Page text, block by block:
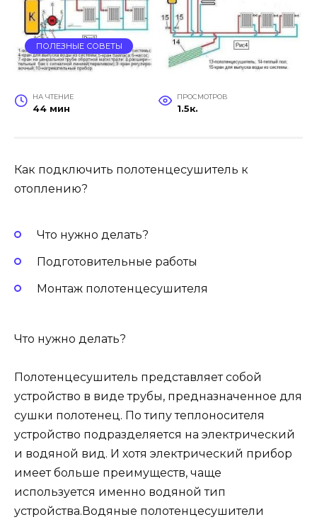
ПОЛЕЗНЫЕ СОВЕТЫ
НА ЧТЕНИЕ
44 мин
ПРОСМОТРОВ
1.5к.
Как подключить полотенцесушитель к
отоплению?
Что нужно делать?
Подготовительные работы
Монтаж полотенцесушителя
Что нужно делать?
Полотенцесушитель представляет собой
устройство в виде трубы, предназначенное для
сушки полотенец. По типу теплоносителя
устройство подразделяется на электрический
и водяной вид. И хотя электрический прибор
имеет больше преимуществ, чаще
используется именно водяной тип
устройства.Водяные полотенцесушители